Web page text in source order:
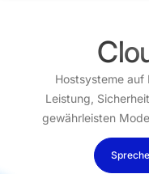
Hostsysteme
Leistung,
gewährleisten